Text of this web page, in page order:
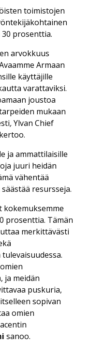
toimistojen
prosenttia.
arvokkuus
Armaan
käyttäjille
varattaviksi.
joustoa
mukaan
,Ylvan Chief
kertoo.
ja ammattilaisille
juuri heidän
vähentää
resursseja.
prosenttia. Tämän
merkittävästi
ja meidän
puskuria,
sopivan
omien
sanoo.